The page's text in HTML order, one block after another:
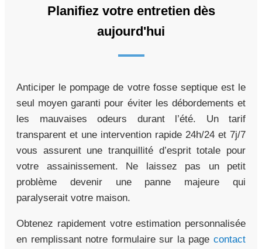
Planifiez votre entretien dès
aujourd'hui
Anticiper le pompage de votre fosse septique est le
seul moyen garanti pour éviter les débordements et
les mauvaises odeurs durant l’été. Un tarif
transparent et une intervention rapide 24h/24 et 7j/7
vous assurent une tranquillité d’esprit totale pour
votre assainissement. Ne laissez pas un petit
problème devenir une panne majeure qui
paralyserait votre maison.
Obtenez rapidement votre estimation personnalisée
en remplissant notre formulaire sur la page contact